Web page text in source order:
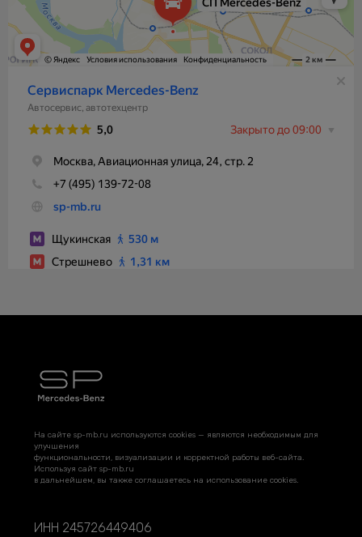
На сайте sp-mb.ru используются cookies — являются необходимым для
улучшения
функциональности, визуализации и корректной работы веб-сайта.
Используя сайт sp-mb.ru
в дальнейшем, вы также соглашаетесь на использование cookies.
ИНН 245726449406